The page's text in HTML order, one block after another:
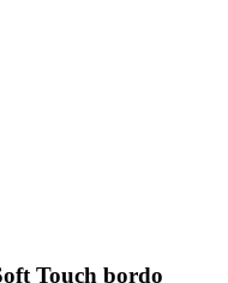
Touch bordo